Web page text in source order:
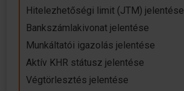
Hitelezhetőségi limit (JTM) jelentése
Bankszámlakivonat jelentése
Munkáltatói igazolás jelentése
Aktív KHR státusz jelentése
Végtörlesztés jelentése